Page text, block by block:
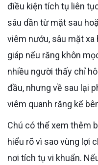
điều kiện tích tụ liên
sâu dần từ mặt sau
viêm nướu, sâu mặt
giáp nếu răng khôn
nhiều người thấy chỉ
đầu, nhưng về sau lại
viêm quanh răng kế
Chú có thể xem thêm
hiểu rõ vì sao vùng lợi
nơi tích tụ vi khuẩn.